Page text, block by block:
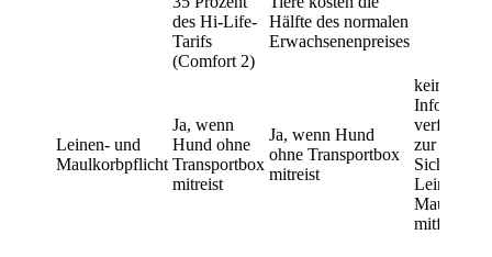
des Hi-Life-
Tarifs
(Comfort 2)
Hälfte des normalen
Erwachsenenpreises
Leinen- und
Maulkorbpflicht
Ja, wenn
Hund ohne
Transportbox
mitreist
Ja, wenn Hund
ohne Transportbox
mitreist
keine
verfügbar,
zur
Sicherheit
Leine und
Maulkorb
mitführen.